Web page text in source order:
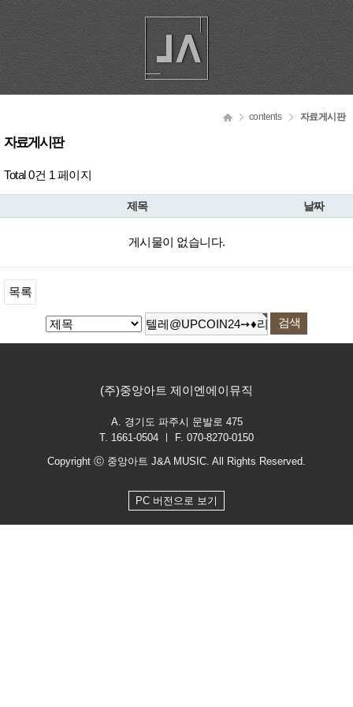
contents 자료게시판
자료게시판
Total 0건 1 페이지
제목 날짜
게시물이 없습니다.
목록
(주)중앙아트 제이엔에이뮤직
A. 경기도 파주시 문발로 475
T. 1661-0504 ㅣ F. 070-8270-0150
Copyright ⓒ 중앙아트 J&A MUSIC. All Rights Reserved.
PC 버전으로 보기